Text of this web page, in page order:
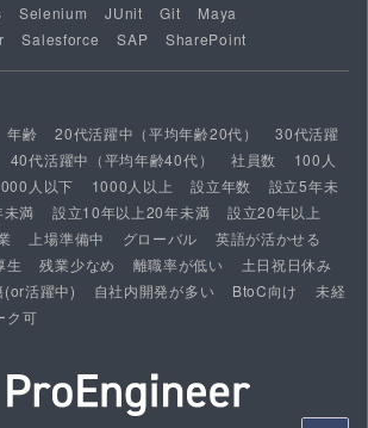
Selenium JUnit Git
Maya
Salesforce SAP SharePoint
年齢 20代活躍中（平均年齢20代）
30代活躍
40代活躍中（平均年齢40代） 社員数
100人
人以下 1000人以上 設立年数
設立5年未
満 設立10年以上20年未満
設立20年以上
上場準備中 グローバル
英語が活かせる
生 残業少なめ 離職率が低い
土日祝日休み
(or活躍中)
自社内開発が多い BtoC向け
未経
ク可